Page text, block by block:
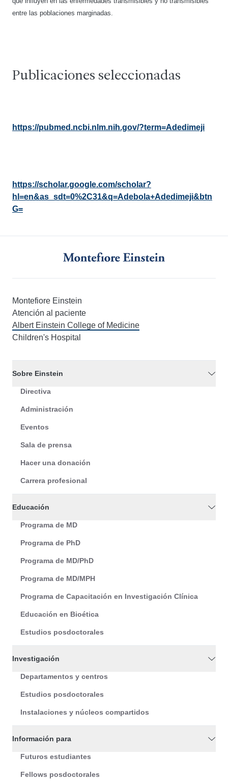
entre las poblaciones marginadas.
Publicaciones seleccionadas
https://pubmed.ncbi.nlm.nih.gov/?term=Adedimeji
https://scholar.google.com/scholar?
hl=en&as_sdt=0%2C31&q=Adebola+Adedimeji&btn
G=
Montefiore Einstein
Atención al paciente
Albert Einstein College of Medicine
Children's Hospital
Sobre Einstein
Directiva
Administración
Eventos
Sala de prensa
Hacer una donación
Carrera profesional
Educación
Programa de MD
Programa de PhD
Programa de MD/PhD
Programa de MD/MPH
Programa de Capacitación en Investigación Clínica
Educación en Bioética
Estudios posdoctorales
Investigación
Departamentos y centros
Estudios posdoctorales
Instalaciones y núcleos compartidos
Información para
Futuros estudiantes
Fellows posdoctorales